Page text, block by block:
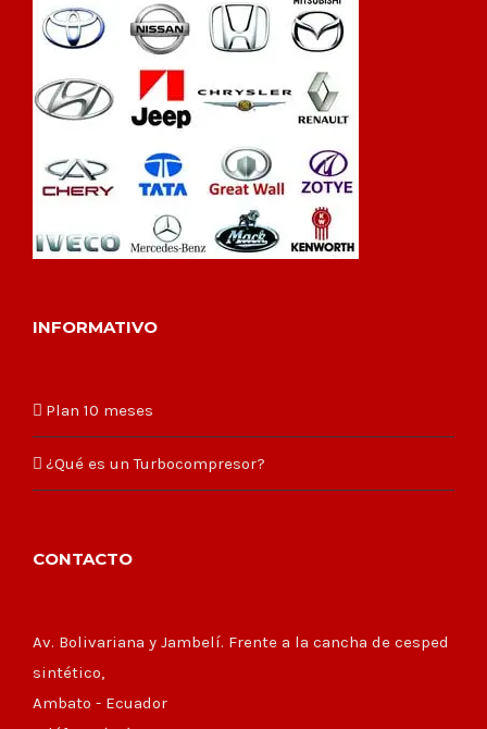
INFORMATIVO
Plan 10 meses
¿Qué es un Turbocompresor?
CONTACTO
Av. Bolivariana y Jambelí. Frente a la cancha de cesped
sintético,
Ambato - Ecuador